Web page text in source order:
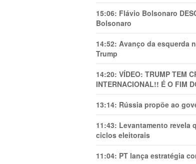
15:06: Flávio Bolsonaro
Bolsonaro
14:52: Avanço da esquerda
Trump
14:20: VÍDEO: TRUMP TEM
INTERNACIONAL!! É O FIM
13:14: Rússia propõe ao
11:43: Levantamento revela
ciclos eleitorais
11:04: PT lança estratégia